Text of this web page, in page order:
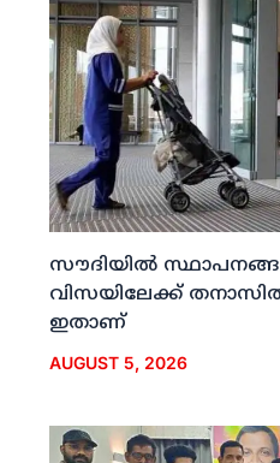
സൗദിയില്‍
വിസയിലേക്ക്
ഇതാണ്
AUGUST 5, 2026